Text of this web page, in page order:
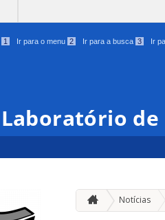
1 Ir para o menu 2 Ir para a busca 3 Ir
Laboratório de
Notícias